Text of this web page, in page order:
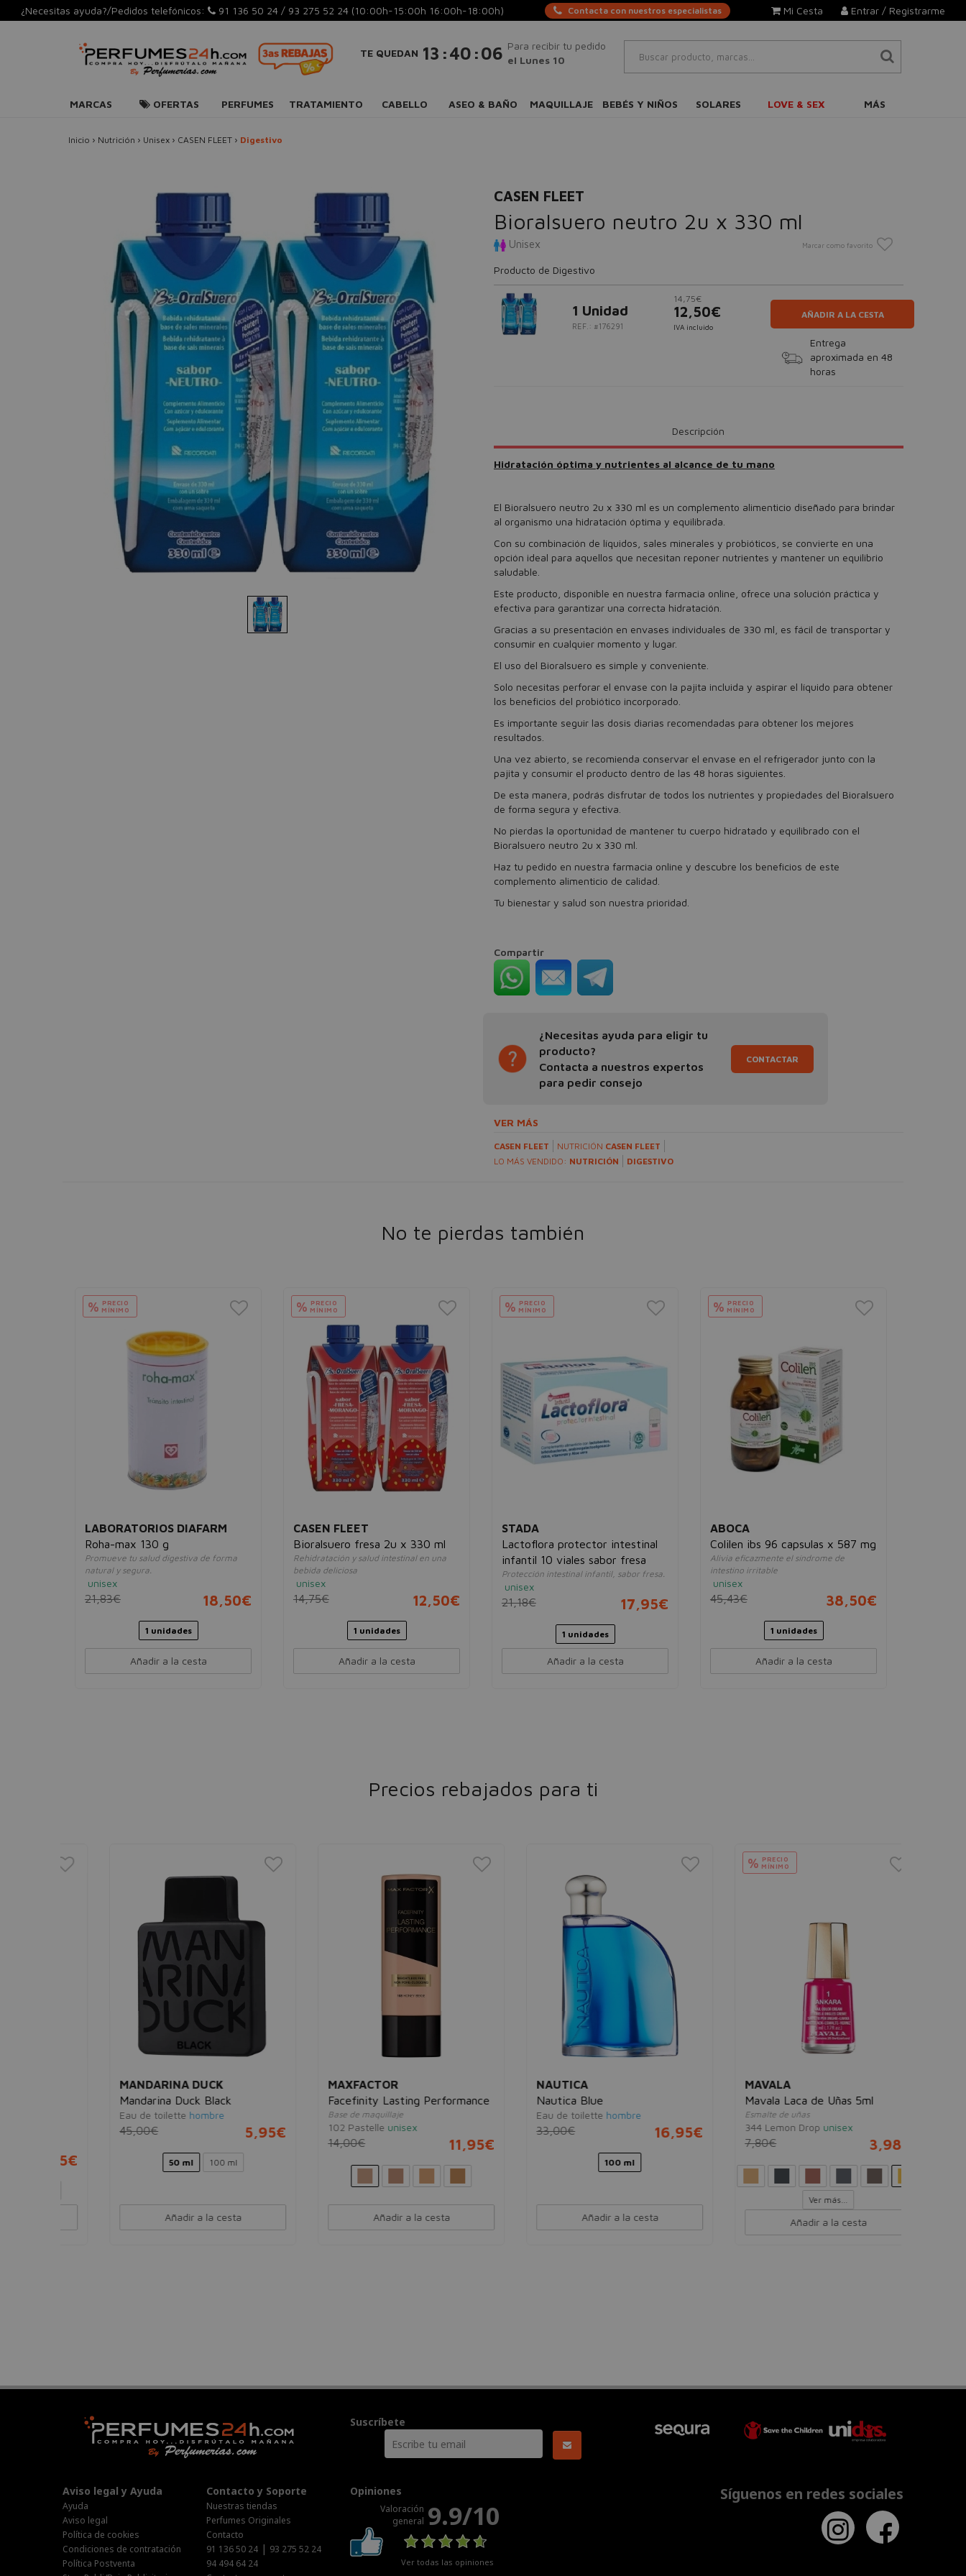
¿Necesitas ayuda?/Pedidos telefónicos: 91 136 50 24 / 93 275 52 24 (10:00h-15:00h 16:00h-18:00h) Contacta con nuestros especialistas Entrar / Registrarme
Mi Cesta
TE QUEDAN 13 :40 :05 Para recibir tu pedido
el Lunes 10
MARCAS OFERTAS PERFUMES TRATAMIENTO CABELLO ASEO & BAÑO MAQUILLAJE BEBÉS Y NIÑOS SOLARES LOVE & SEX MÁS
Inicio › Nutrición › Unisex › CASEN FLEET › Digestivo
CASEN FLEET
Bioralsuero neutro 2u x 330 ml
Unisex Marcar como favorito
Producto de Digestivo
1 Unidad
REF.: #176291
14,75€
12,50€
IVA incluido
AÑADIR A LA CESTA
Entrega
aproximada en 48
horas
Descripción
Hidratación óptima y nutrientes al alcance de tu mano
El Bioralsuero neutro 2u x 330 ml es un complemento alimenticio diseñado para brindar
al organismo una hidratación óptima y equilibrada.
Con su combinación de líquidos, sales minerales y probióticos, se convierte en una
opción ideal para aquellos que necesitan reponer nutrientes y mantener un equilibrio
saludable.
Este producto, disponible en nuestra farmacia online, ofrece una solución práctica y
efectiva para garantizar una correcta hidratación.
Gracias a su presentación en envases individuales de 330 ml, es fácil de transportar y
consumir en cualquier momento y lugar.
El uso del Bioralsuero es simple y conveniente.
Solo necesitas perforar el envase con la pajita incluida y aspirar el líquido para obtener
los beneficios del probiótico incorporado.
Es importante seguir las dosis diarias recomendadas para obtener los mejores
resultados.
Una vez abierto, se recomienda conservar el envase en el refrigerador junto con la
pajita y consumir el producto dentro de las 48 horas siguientes.
De esta manera, podrás disfrutar de todos los nutrientes y propiedades del Bioralsuero
de forma segura y efectiva.
No pierdas la oportunidad de mantener tu cuerpo hidratado y equilibrado con el
Bioralsuero neutro 2u x 330 ml.
Haz tu pedido en nuestra farmacia online y descubre los beneficios de este
complemento alimenticio de calidad.
Tu bienestar y salud son nuestra prioridad.
Compartir
¿Necesitas ayuda para eligir tu
producto?
Contacta a nuestros expertos
para pedir consejo
CONTACTAR
VER MÁS
CASEN FLEET NUTRICIÓN CASEN FLEET
LO MÁS VENDIDO: NUTRICIÓN DIGESTIVO
No te pierdas también
% PRECIO
MÍNIMO
LABORATORIOS DIAFARM
Roha-max 130 g
Promueve tu salud digestiva de forma
natural y segura.
unisex
21,83€ 18,50€
1 unidades
% PRECIO
MÍNIMO
CASEN FLEET
Bioralsuero fresa 2u x 330 ml
Rehidratación y salud intestinal en una
bebida deliciosa
unisex
14,75€ 12,50€
1 unidades
% PRECIO
MÍNIMO
STADA
Lactoflora protector intestinal
infantil 10 viales sabor fresa
Protección intestinal infantil, sabor fresa.
unisex
21,18€ 17,95€
1 unidades
% PRECIO
MÍNIMO
ABOCA
Colilen ibs 96 capsulas x 587 mg
Alivia eficazmente el síndrome de
intestino irritable
unisex
45,43€ 38,50€
1 unidades
Precios rebajados para ti
MANDARINA DUCK
Mandarina Duck Black
Eau de toilette hombre
5,95€
100 ml
MAXFACTOR
Facefinity Lasting Performance
Base de maquillaje
102 Pastelle unisex
11,95€
NAUTICA
Nautica Blue
Eau de toilette hombre
16,95€
100 ml
PRECIO
MÍNIMO
MAVALA
Mavala Laca de Uñas 5ml
Esmalte de uñas
344 Lemon Drop unisex
3,98€
Ver más...
Añadir a la cesta
Suscríbete
Aviso legal y Ayuda
Ayuda
Aviso legal
Política de cookies
Condiciones de contratación
Contacto y Soporte
Nuestras tiendas
Perfumes Originales
Contacto
91 136 50 24
Opiniones
Valoración
general 9.9/10
Síguenos en redes sociales